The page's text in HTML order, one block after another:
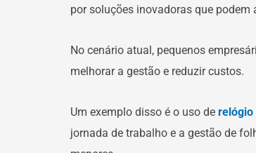
por soluções inovadoras que
No cenário atual, pequenos
melhorar a gestão e reduzir custos.
Um exemplo disso é o uso de relógio
jornada de trabalho e a gestão de